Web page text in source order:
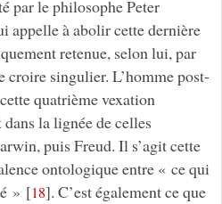
par le philosophe Peter
appelle à abolir cette dernière
retenue, selon lui, par
croire singulier. L’homme post-
quatrième vexation
la lignée de celles
puis Freud. Il s’agit cette
ontologique entre « ce qui
» [18]. C’est également ce que